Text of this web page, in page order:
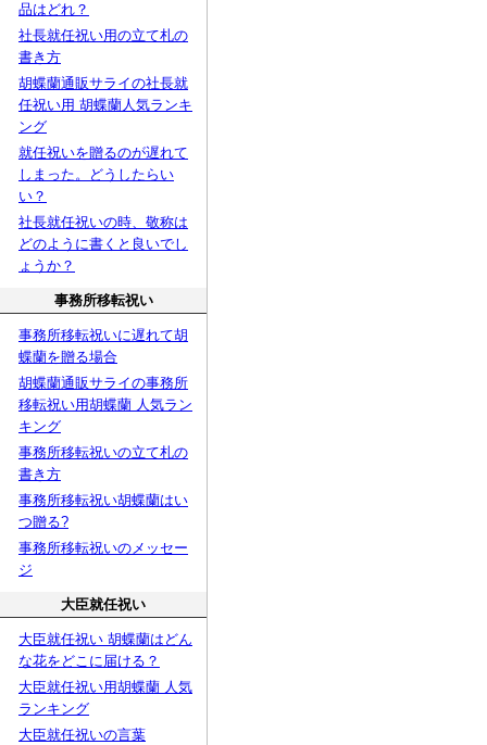
品はどれ？
社長就任祝い用の立て札の
書き方
胡蝶蘭通販サライの社長就
任祝い用 胡蝶蘭人気ランキ
ング
就任祝いを贈るのが遅れて
しまった。どうしたらい
い？
社長就任祝いの時、敬称は
どのように書くと良いでし
ょうか？
事務所移転祝い
事務所移転祝いに遅れて胡
蝶蘭を贈る場合
胡蝶蘭通販サライの事務所
移転祝い用胡蝶蘭 人気ラン
キング
事務所移転祝いの立て札の
書き方
事務所移転祝い胡蝶蘭はい
つ贈る?
事務所移転祝いのメッセー
ジ
大臣就任祝い
大臣就任祝い 胡蝶蘭はどん
な花をどこに届ける？
大臣就任祝い用胡蝶蘭 人気
ランキング
大臣就任祝いの言葉